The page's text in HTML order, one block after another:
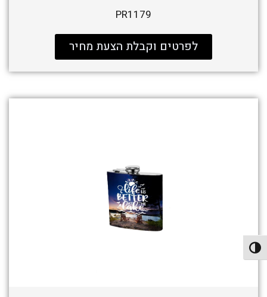
הפעל/כבה ניגודיות גבוהה
PR1179
לפרטים וקבלת הצעת מחיר